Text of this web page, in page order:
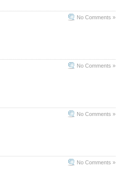
No Comments »
No Comments »
No Comments »
No Comments »